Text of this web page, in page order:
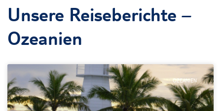
Unsere Reiseberichte –
Ozeanien
OZEANIEN